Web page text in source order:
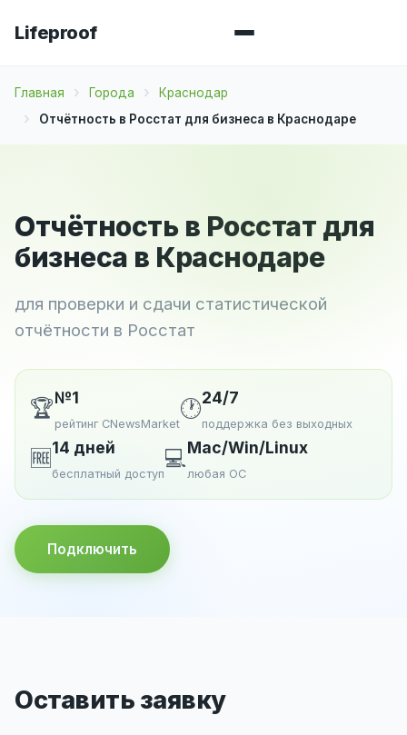
Lifeproof
Главная Города
Краснодар
Отчётность в Росстат для бизнеса в Краснодаре
Отчётность в Росстат для
бизнеса в Краснодаре
для проверки и сдачи статистической
отчётности в Росстат
🏆№1
рейтинг CNewsMarket
🕐24/7
поддержка без выходных
🆓14 дней
бесплатный доступ
💻Mac/Win/Linux
любая ОС
Подключить
Оставить заявку